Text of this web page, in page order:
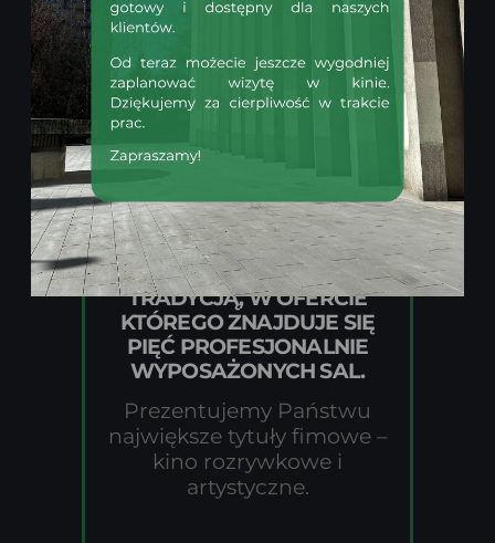
CENNIK
O NAS
MOJE E-KINO
KINO KIJÓW TO
NOWOCZESNE KINO Z
BOGATĄ, WIELOLETNIĄ
TRADYCJĄ,W OFERCIE
KTÓREGO ZNAJDUJE SIĘ
PIĘĆ PROFESJONALNIE
WYPOSAŻONYCH SAL.
Prezentujemy Państwu
największe tytuły fimowe –
kino rozrywkowe i
artystyczne.